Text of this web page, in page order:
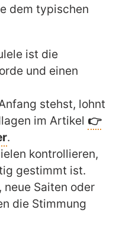
dem typischen
ist die
und einen
stehst, lohnt
im Artikel 👉
.
kontrollieren,
gestimmt ist.
Saiten oder
die Stimmung